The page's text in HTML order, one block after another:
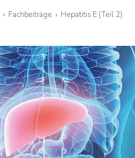
Fachbeiträge Hepatitis E (Teil 2)